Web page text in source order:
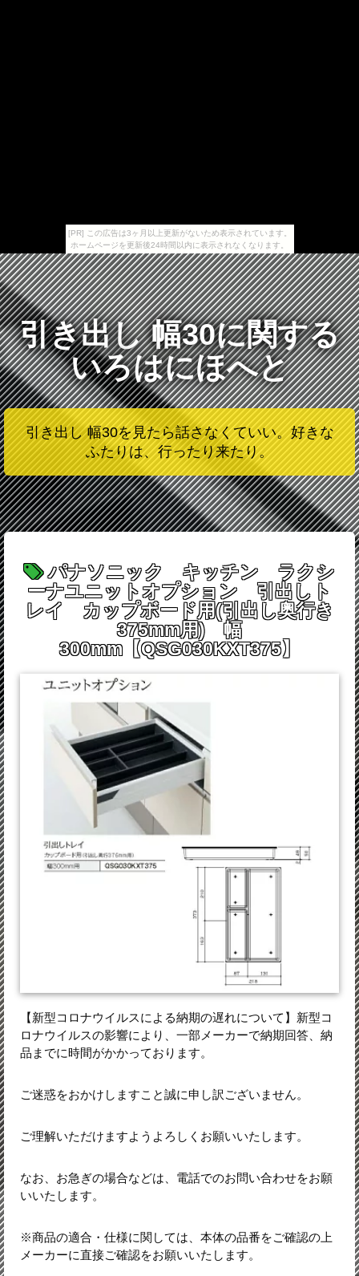
[PR] この広告は3ヶ月以上更新がないため表示されています。
ホームページを更新後24時間以内に表示されなくなります。
引き出し 幅30に関する
いろはにほへと
引き出し 幅30を見たら話さなくていい。好きな
ふたりは、行ったり来たり。
パナソニック キッチン ラクシ
ーナユニットオプション 引出しト
レイ カップボード用(引出し奥行き
375mm用) 幅
300mm【QSG030KXT375】
【新型コロナウイルスによる納期の遅れについて】新型コ
ロナウイルスの影響により、一部メーカーで納期回答、納
品までに時間がかかっております。
ご迷惑をおかけしますこと誠に申し訳ございません。
ご理解いただけますようよろしくお願いいたします。
なお、お急ぎの場合などは、電話でのお問い合わせをお願
いいたします。
※商品の適合・仕様に関しては、本体の品番をご確認の上
メーカーに直接ご確認をお願いいたします。